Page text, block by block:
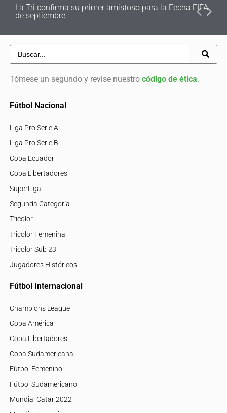
La Tri confirma su primer amistoso para la Fecha FIFA
de septiembre
Tómese un segundo y revise nuestro código de ética.
Fútbol Nacional
Liga Pro Serie A
Liga Pro Serie B
Copa Ecuador
Copa Libertadores
SuperLiga
Segunda Categoría
Tricolor
Tricolor Femenina
Tricolor Sub 23
Jugadores Históricos
Fútbol Internacional
Champions League
Copa América
Copa Libertadores
Copa Sudamericana
Fútbol Femenino
Fútbol Sudamericano
Mundial Catar 2022